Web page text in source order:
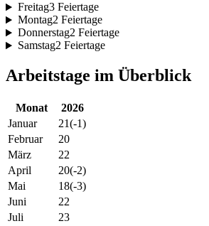
Freitag3 Feiertage
Montag2 Feiertage
Donnerstag2 Feiertage
Samstag2 Feiertage
Arbeitstage im Überblick
Monat
2026
Januar
21(-1)
Februar
20
März
22
April
20(-2)
Mai
18(-3)
Juni
22
Juli
23